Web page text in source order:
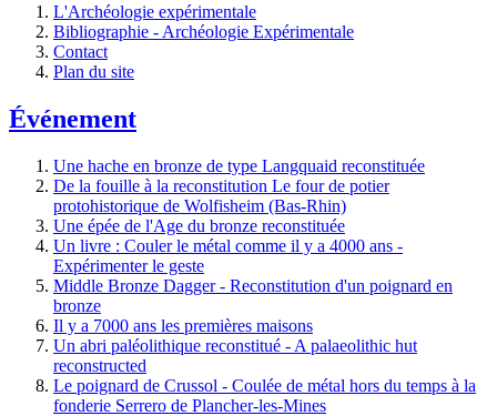
L'Archéologie expérimentale
Bibliographie - Archéologie Expérimentale
Contact
Plan du site
Événement
Une hache en bronze de type Langquaid reconstituée
De la fouille à la reconstitution Le four de potier
protohistorique de Wolfisheim (Bas-Rhin)
Une épée de l'Age du bronze reconstituée
Un livre : Couler le métal comme il y a 4000 ans -
Expérimenter le geste
Middle Bronze Dagger - Reconstitution d'un poignard en
bronze
Il y a 7000 ans les premières maisons
Un abri paléolithique reconstitué - A palaeolithic hut
reconstructed
Le poignard de Crussol - Coulée de métal hors du temps à la
fonderie Serrero de Plancher-les-Mines